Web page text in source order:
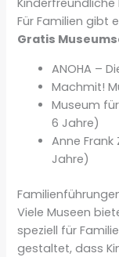
Kinderfreundliche
Für Familien gibt
Gratis
ANOHA –
Machmit!
Museum
6 Jahre)
Anne
Jahre)
Viele Museen
speziell für
gestaltet, dass